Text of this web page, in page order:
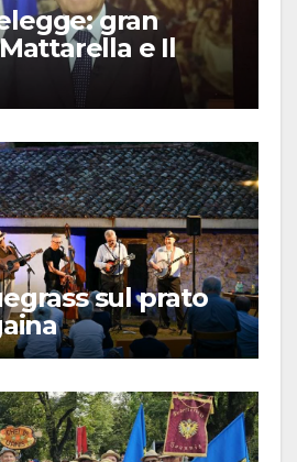
gran
e Il
sul prato